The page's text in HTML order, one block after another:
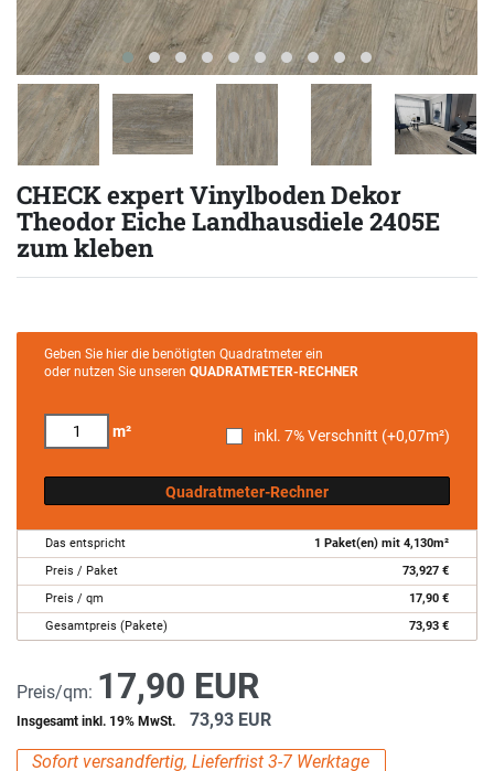
CHECK expert Vinylboden Dekor
Theodor Eiche Landhausdiele 2405E
zum kleben
Geben Sie hier die benötigten Quadratmeter ein
oder nutzen Sie unseren QUADRATMETER-RECHNER
m² inkl. 7% Verschnitt (+0,07m²)
Quadratmeter-Rechner
Das entspricht 1 Paket(en) mit 4,130m²
Preis / Paket
73,927 €
Preis / qm
17,90 €
Gesamtpreis (Pakete)
73,93 €
Preis/qm: 17,90 EUR
Insgesamt inkl. 19% MwSt. 73,93 EUR
Sofort versandfertig, Lieferfrist 3-7 Werktage